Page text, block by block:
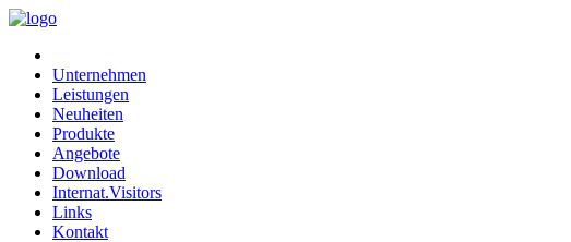
Unternehmen
Leistungen
Neuheiten
Produkte
Angebote
Download
Internat.Visitors
Links
Kontakt